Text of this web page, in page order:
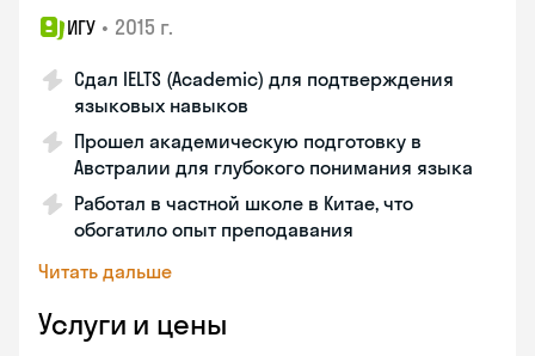
ИГУ • 2015 г.
Сдал IELTS (Academic) для подтверждения
языковых навыков
Прошел академическую подготовку в
Австралии для глубокого понимания языка
Работал в частной школе в Китае, что
обогатило опыт преподавания
Читать дальше
Услуги и цены